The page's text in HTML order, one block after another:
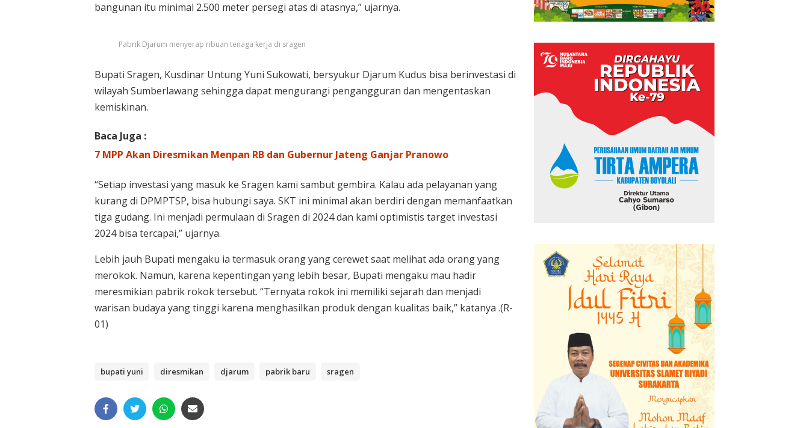
bangunan itu minimal 2.500 meter persegi atas di atasnya,” ujarnya.
Pabrik Djarum menyerap ribuan tenaga kerja di sragen
Bupati Sragen, Kusdinar Untung Yuni Sukowati, bersyukur Djarum Kudus bisa berinvestasi di
wilayah Sumberlawang sehingga dapat mengurangi pengangguran dan mengentaskan
kemiskinan.
Baca Juga :
7 MPP Akan Diresmikan Menpan RB dan Gubernur Jateng Ganjar Pranowo
“Setiap investasi yang masuk ke Sragen kami sambut gembira. Kalau ada pelayanan yang
kurang di DPMPTSP, bisa hubungi saya. SKT ini minimal akan berdiri dengan memanfaatkan
tiga gudang. Ini menjadi permulaan di Sragen di 2024 dan kami optimistis target investasi
2024 bisa tercapai,” ujarnya.
Lebih jauh Bupati mengaku ia termasuk orang yang cerewet saat melihat ada orang yang
merokok. Namun, karena kepentingan yang lebih besar, Bupati mengaku mau hadir
meresmikian pabrik rokok tersebut. “Ternyata rokok ini memiliki sejarah dan menjadi
warisan budaya yang tinggi karena menghasilkan produk dengan kualitas baik,” katanya .(R-
01)
bupati yuni diresmikan djarum pabrik baru sragen